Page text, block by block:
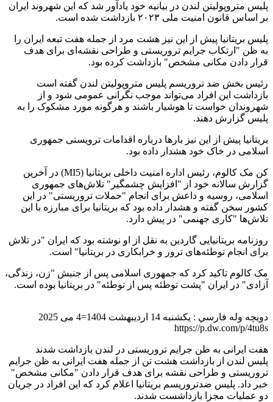
پلیس متروپولیتن لندن در بیانیه خود یادآور شد که این شهروند ایران
بر اساس قانون امنیت ملی ۲۰۲۳ بازداشت شده است.
پلیس بریتانیا پیش از این نیز هشت مرد از جمله هفت تبعه ایران را
به ظن "ارتکاب جرایم تروریستی و طراحی نقشه‌ای برای هدف
قرار دادن مکانی مشخص" بازداشت کرده بود.
رئیس بخش ضد تروریسم پلیس متروپولیتن لندن گفته است
بازداشت این افراد می‌تواند موجب نگرانی عمومی شود و از
شهروندان خواست تا هوشیار باشند و هرگونه مورد مشکوک را به
پلیس گزارش دهند.
بریتانیا پیش از این نیز بارها درباره اقدامات ترویستی جمهوری
اسلامی در خاک خود هشدار داده بود.
کن مک کالوم، رئیس اداره امنیت داخلی بریتانیا (MI5) در آخرین
گزارش سالانه خود از "افزایش چشمگیر" تلاش‌های جمهوری
اسلامی، روسیه و داعش برای انجام "حملات تروریستی" در این
کشور سخن گفته و هشدار داده بود که بریتانیا برای مبارزه با این
تلاش‌ها "کاری جهنمی" در پیش دارد.
روزنامه بریتانیایی گاردین به نقل از او نوشته بود که ایران "در تلاش
برای انجام توطئه‌های ترور و خرابکاری در بریتانیا" است.
مک کالوم تاکید کرد که جمهوری اسلامی پس از جنبش "زن، زندگی،
آزادی" در ایران "پشت توطئه پس از توطئه" در بریتانیا بوده است.
دويچه وله فارسي : یکشنبه 14 اردیبهشت 1404=4 می 2025
https://p.dw.com/p/4tu8s
هفت ایرانی به ظن جرایم تروریستی در لندن بازداشت شدند
پلیس لندن از بازداشت هشت تن از جمله هفت ایرانی به ظن جرایم
تروریستی و طراحی نقشه برای هدف قرار دادن "مکانی مشخص"
خبر داد. پلیس ضدتروریسم بریتانیا اعلام کرد که این افراد در جریان
دو عملیات مجزا بازداشست شدند.